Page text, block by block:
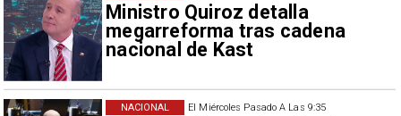
Ministro Quiroz detalla
megarreforma tras cadena
nacional de Kast
El Miércoles Pasado A Las 9:35
NACIONAL